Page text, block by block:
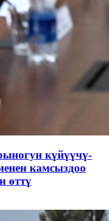
күйүүчү-
камсыздоо
өттү